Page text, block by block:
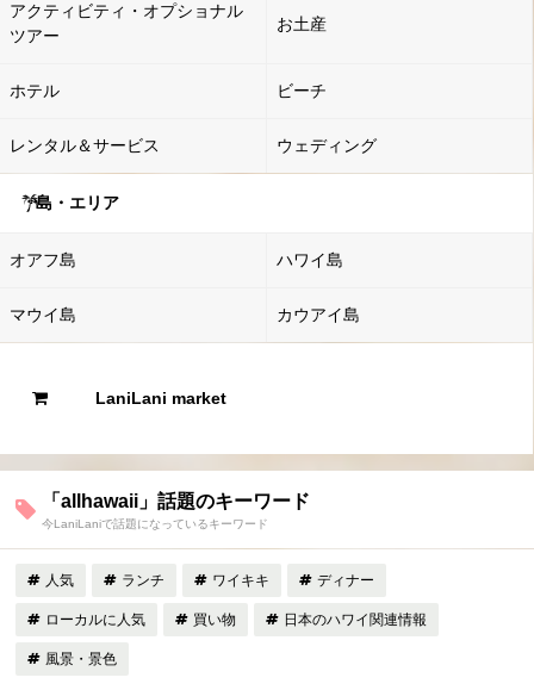
アクティビティ・オプショナル
ツアー
お土産
ホテル ビーチ
レンタル＆サービス ウェディング
島・エリア
オアフ島 ハワイ島
マウイ島 カウアイ島
LaniLani market
「allhawaii」話題のキーワード
今LaniLaniで話題になっているキーワード
人気 ランチ ワイキキ ディナー
ローカルに人気 買い物 日本のハワイ関連情報
風景・景色